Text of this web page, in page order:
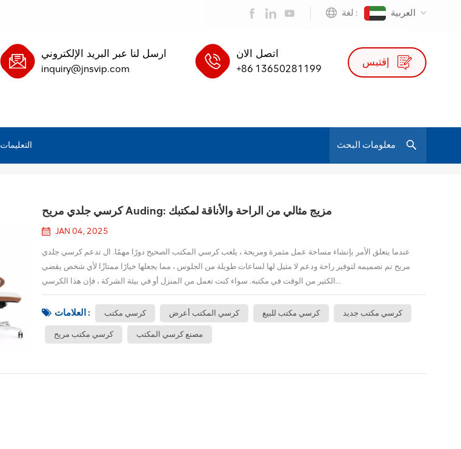
لغة :
ارسل لنا عبر البريد الإلكتروني
inquiry@jnsvip.com
اتصل الان
+86 13650281199
التعليمات
كرسي جلدي مريح Auding: مزيج مثالي من الراحة والأناقة لمكتبك
JAN 04, 2025
عندما يتعلق الأمر بإنشاء مساحة عمل مثمرة ومريحة ، يلعب كرسي المكتب الصحيح دورًا مهمًا. ال تدعم كرسي جلدي
مريح تم تصميمه لتوفير راحة ودعم لا مثيل لها لساعات طويلة من الجلوس ، مما يجعلها خيارًا ممتازًا لأي شخص يقضي
الكثير من الوقت في مكتبه. سواء كنت تعمل من المنزل أو في بيئة الشركة ، فإن هذا الكرسي...
العلامات : كرسي مكتب كرسي المكتب أعرض كرسي مكتب للبيع كرسي مكتب جديد
كرسي مكتب مريح مصنع كرسي المكتب